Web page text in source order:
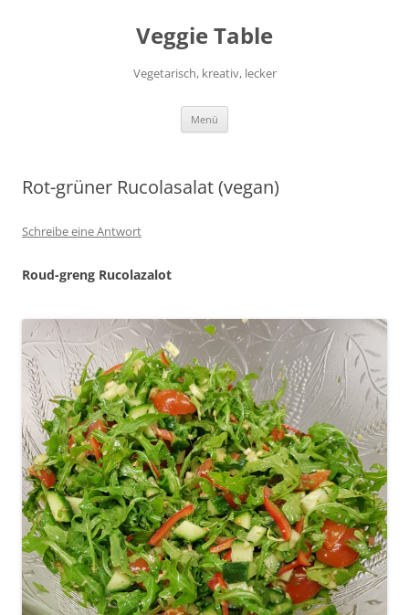
Veggie Table
Vegetarisch, kreativ, lecker
Menü
Rot-grüner Rucolasalat (vegan)
Schreibe eine Antwort
Roud-greng Rucolazalot